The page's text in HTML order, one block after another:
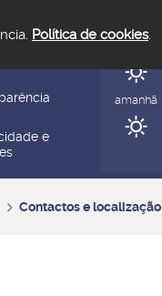
Política de cookies.
e
hoje
amanhã
Contactos e localização